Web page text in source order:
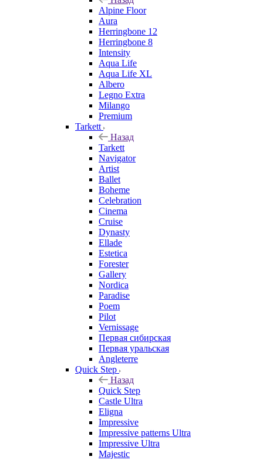
Alpine Floor
Aura
Herringbone 12
Herringbone 8
Intensity
Aqua Life
Aqua Life XL
Albero
Legno Extra
Milango
Premium
Tarkett
Назад
Tarkett
Navigator
Artist
Ballet
Boheme
Celebration
Cinema
Cruise
Dynasty
Ellade
Estetica
Forester
Gallery
Nordica
Paradise
Poem
Pilot
Vernissage
Первая сибирская
Первая уральская
Angleterre
Quick Step
Назад
Quick Step
Castle Ultra
Eligna
Impressive
Impressive patterns Ultra
Impressive Ultra
Majestic